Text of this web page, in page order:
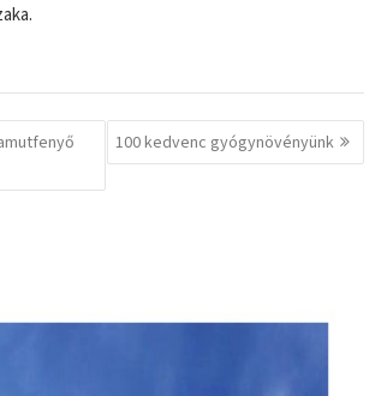
100 kedvenc gyógynövényünk